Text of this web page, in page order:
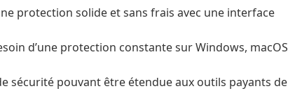
protection solide et sans frais avec une interface
d’une protection constante sur Windows, macOS
sécurité pouvant être étendue aux outils payants de